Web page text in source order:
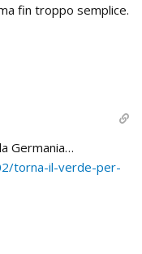
fin troppo semplice.
Germania…
torna-il-verde-per-